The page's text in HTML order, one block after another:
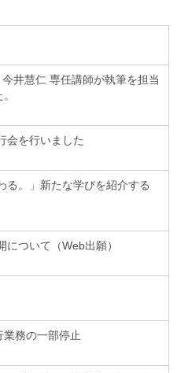
井慧仁 専任講師が執筆を担当
会を行いました
る。」新たな学びを紹介する
ついて（Web出願）
務の一部停止